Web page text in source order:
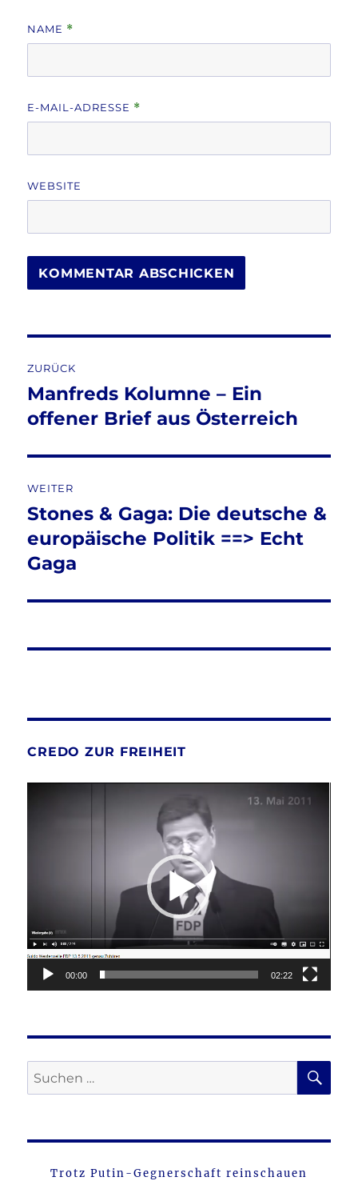
NAME *
E-MAIL-ADRESSE *
WEBSITE
ZURÜCK
Vorheriger
Beitrag:
Manfreds Kolumne – Ein
offener Brief aus Österreich
WEITER
Nächster
Beitrag:
Stones & Gaga: Die deutsche &
europäische Politik ==> Echt
Gaga
CREDO ZUR FREIHEIT
00:00 02:22
Suche
nach:
Trotz Putin-Gegnerschaft reinschauen